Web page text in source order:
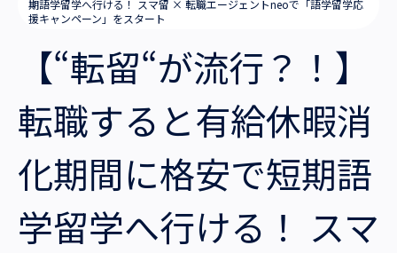
English
代表メッセージ
私たちの考え方
採用支援
就労支援
業務支援
企業情報
会社概要
役員一覧
拠点一覧
ニュース
サステナビリティ
採用情報
English
期語学留学へ行ける！ スマ留 × 転職エージェントneoで「語学留学応
援キャンペーン」をスタート
【“転留“が流行？！】
転職すると有給休暇消
化期間に格安で短期語
学留学へ行ける！ スマ